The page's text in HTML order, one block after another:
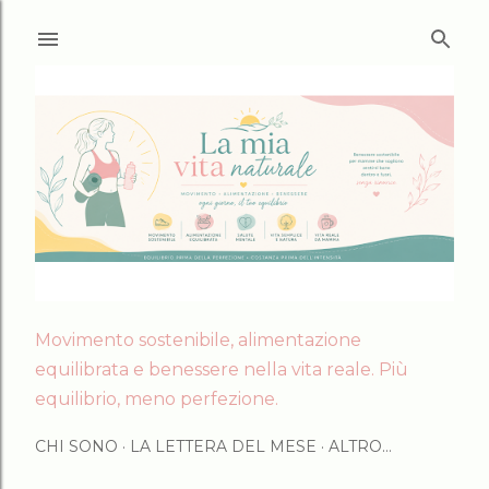
Movimento sostenibile, alimentazione
equilibrata e benessere nella vita reale. Più
equilibrio, meno perfezione.
CHI SONO LA LETTERA DEL MESE ALTRO…